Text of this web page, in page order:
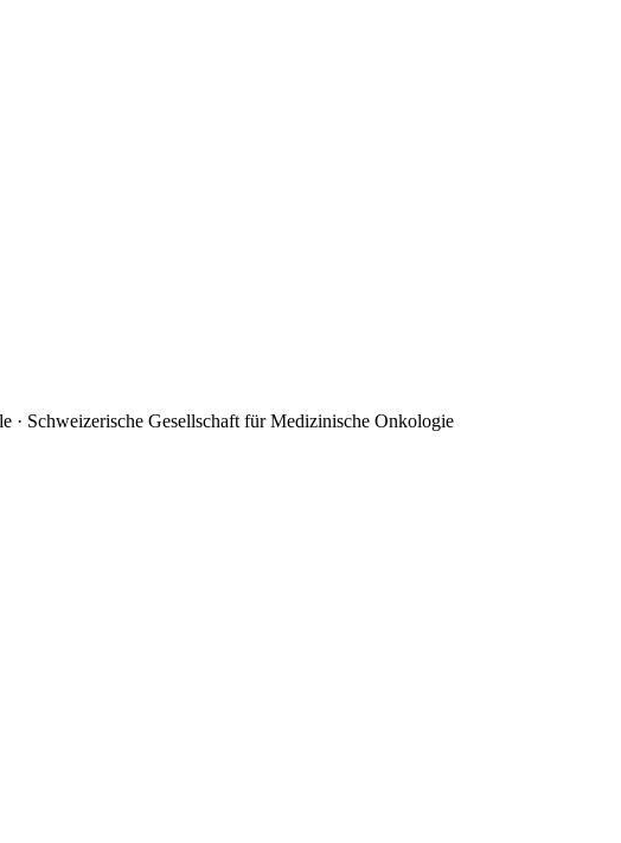
· Schweizerische Gesellschaft für Medizinische Onkologie